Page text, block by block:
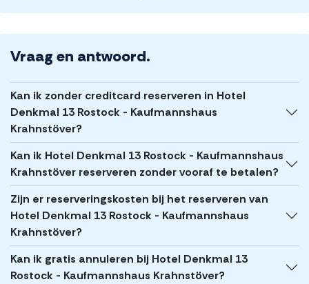
Vraag en antwoord.
Kan ik zonder creditcard reserveren in Hotel
Denkmal 13 Rostock - Kaufmannshaus
Krahnstöver?
Kan ik Hotel Denkmal 13 Rostock - Kaufmannshaus
Krahnstöver reserveren zonder vooraf te betalen?
Zijn er reserveringskosten bij het reserveren van
Hotel Denkmal 13 Rostock - Kaufmannshaus
Krahnstöver?
Kan ik gratis annuleren bij Hotel Denkmal 13
Rostock - Kaufmannshaus Krahnstöver?